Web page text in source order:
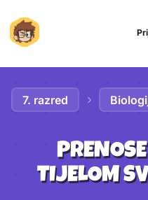
7. razred
TIJELOM